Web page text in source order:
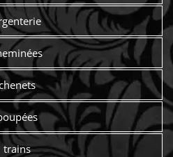
trains